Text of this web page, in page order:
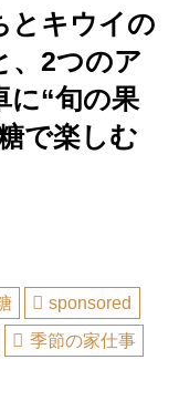
とキウイの
、2つのア
に“旬の果
で楽しむ
sponsored
季節の家仕事